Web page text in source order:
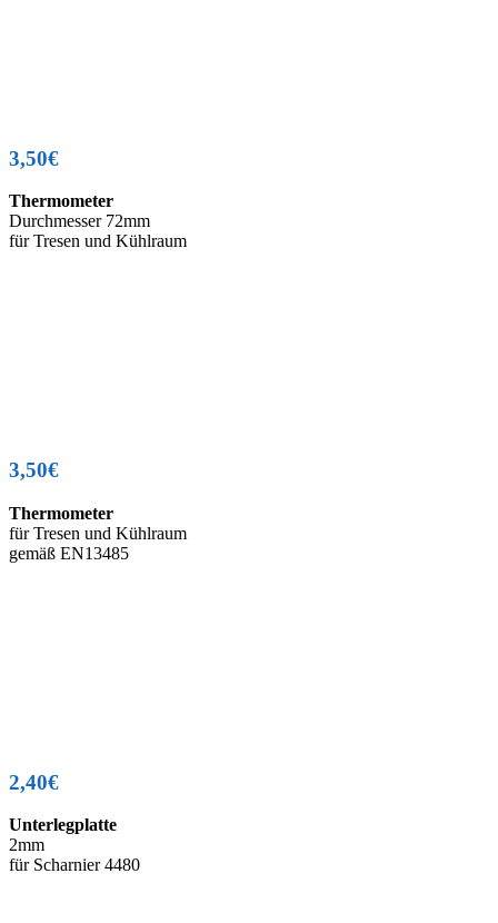
3,50€
Thermometer
Durchmesser 72mm
für Tresen und Kühlraum
3,50€
Thermometer
für Tresen und Kühlraum
gemäß EN13485
2,40€
Unterlegplatte
2mm
für Scharnier 4480